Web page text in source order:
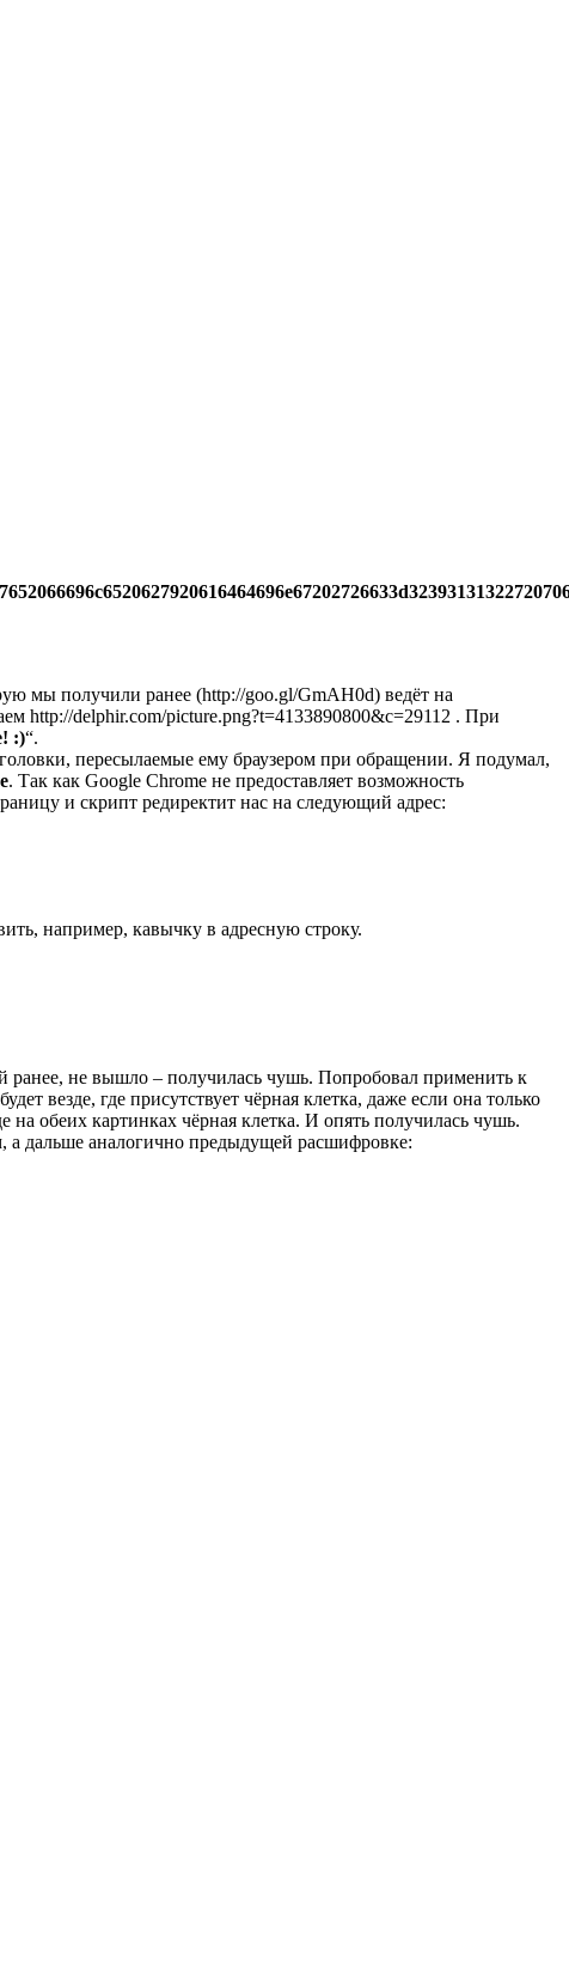
мы получили ранее (http://goo.gl/GmAH0d) ведёт на
http://delphir.com/picture.png?t=4133890800&c=29112 . При
:)“.
пересылаемые ему браузером при обращении. Я подумал,
. Так как Google Chrome не предоставляет возможность
и скрипт редиректит нас на следующий адрес:
например, кавычку в адресную строку.
ранее, не вышло – получилась чушь. Попробовал применить к
везде, где присутствует чёрная клетка, даже если она только
на обеих картинках чёрная клетка. И опять получилась чушь.
а дальше аналогично предыдущей расшифровке: